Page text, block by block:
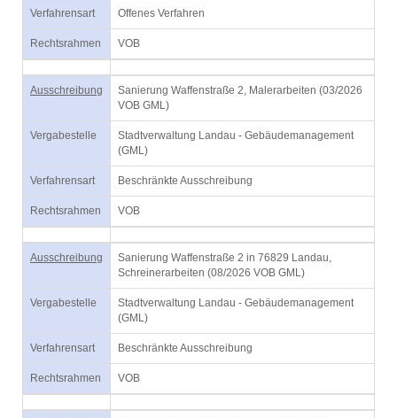
Verfahrensart Offenes Verfahren
Rechtsrahmen VOB
Ausschreibung
Sanierung Waffenstraße 2, Malerarbeiten (03/2026
VOB GML)
Vergabestelle
Stadtverwaltung Landau - Gebäudemanagement
(GML)
Verfahrensart Beschränkte Ausschreibung
Rechtsrahmen VOB
Ausschreibung
Sanierung Waffenstraße 2 in 76829 Landau,
Schreinerarbeiten (08/2026 VOB GML)
Vergabestelle
Stadtverwaltung Landau - Gebäudemanagement
(GML)
Verfahrensart Beschränkte Ausschreibung
Rechtsrahmen VOB